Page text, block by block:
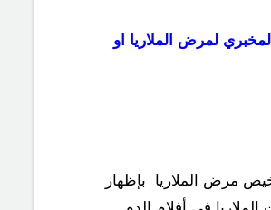
لمرض الملاريا او
مرض الملاريا بإظهار